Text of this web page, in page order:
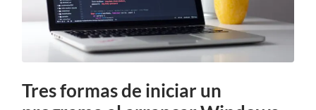
Tres formas de iniciar un